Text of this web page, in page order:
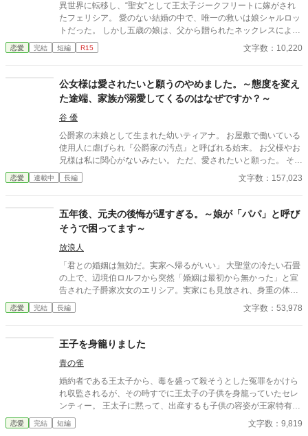
異世界に転移し、“聖女”として王太子ジークフリートに嫁がされ
たフェリシア。 愛のない結婚の中で、唯一の救いは娘シャルロッ
トだった。 しかし五歳の娘は、父から贈られたネックレスによっ
て毒殺される。 娘が死んだ日。 王宮では祝賀会が開かれ、夫は愛
人と踊っていた。 誰も娘の死を悲しまない世界で、ただ一人涙を
る。 “聖女は子を産んではならない”という王家の禁忌と、娘の死
の裏にある政治的思惑を。 ――これは、娘を奪われた聖女が、王
家を静かに崩壊へ導いていく物語。
恋愛 完結 短編 R15 文字数：10,220
公女様は愛されたいと願うのやめました。～態度を変え
た途端、家族が溺愛してくるのはなぜですか？～
谷 優
公爵家の末娘として生まれた幼いティアナ。 お屋敷で働いている
使用人に虐げられ『公爵家の汚点』と呼ばれる始末。 お父様やお
兄様は私に関心がないみたい。 ただ、愛されたいと願った。 そん
な中、夢の中の本を読むと自分の正体が明らかに。 ◆恋愛要素は
前半はありませんが、後半になるにつれて発展していきますので
恋愛 連載中 長編 文字数：157,023
五年後、元夫の後悔が遅すぎる。～娘が「パパ」と呼び
そうで困ってます～
放浪人
「君との婚姻は無効だ。実家へ帰るがいい」 大聖堂の冷たい石畳
の上で、辺境伯ロルフから突然「婚姻は最初から無かった」と宣
告された子爵家次女のエリシア。実家にも見放され、身重の体で
王都の旧市街へ追放された彼女は、絶望のどん底で愛娘クララを
出産する。 生き抜くために針と糸を握ったエリシアは、持ち前の
として立ち上がる。施しではなく「仕事」として正当な対価を払
い、決して土足で踏み込んでこない救恤院の監督官リュシアンの
温かい優しさに触れエリシアは少しずつ人間らしい心と笑顔を取
り戻していった。 しかし五年後。辺境を襲った疫病を救うための
緊急要請を通じ、エリシアは冷酷だった元夫ロルフと再会してし
まう。しかも隣にいる娘の青い瞳は彼と瓜二つだった。 「すまな
元夫は、自らの過ちを深く悔い、家の権益を捨ててでも母子を守
恋愛 完結 長編 文字数：53,978
王子を身籠りました
青の雀
婚約者である王太子から、毒を盛って殺そうとした冤罪をかけら
れ収監されるが、その時すでに王太子の子供を身籠っていたセレ
ンティー。 王太子に黙って、出産するも子供の容姿が王家特有の
金髪金眼だった。 再び、王太子が毒を盛られ、死にかけた時、我
が子と対面するが…というお話。
恋愛 完結 短編 文字数：9,819